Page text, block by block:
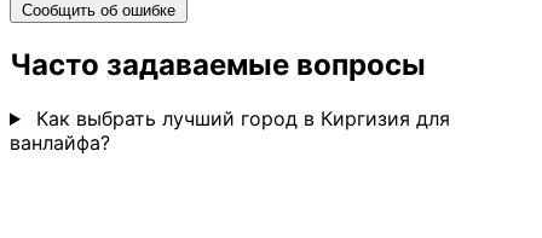
Сообщить об ошибке
Часто задаваемые вопросы
Как выбрать лучший город в Киргизия для
ванлайфа?